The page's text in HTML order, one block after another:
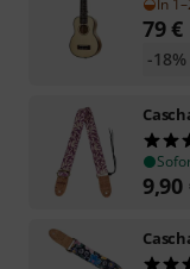
79€
-18%
9,90